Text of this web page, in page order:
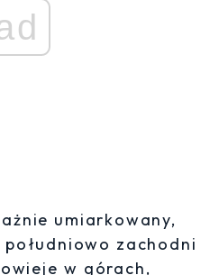
umiarkowany,
zachodni
w górach,